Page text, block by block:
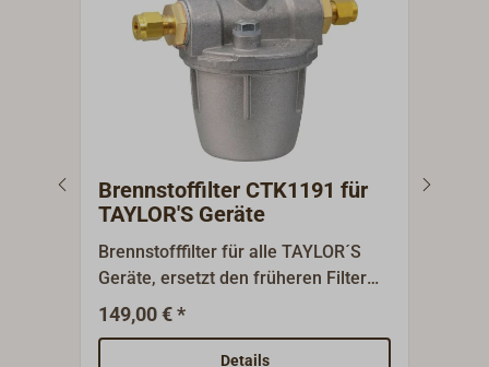
Brennstoffilter CTK1191 für
TAYLOR'S Geräte
Brennstofffilter für alle TAYLOR´S
Geräte, ersetzt den früheren Filter
CTK1185.Einbau in das
Kraftstoffsystem zwischen Tank und
Brenner, um die teilweise
149,00 € *
Details